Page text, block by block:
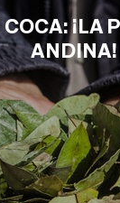
COCA: ¡LA
ANDINA!